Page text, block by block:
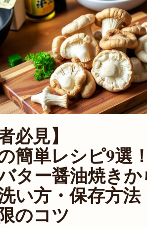
必見】
簡単レシピ9選
ター醤油焼き
い方・保存方法
のコツ